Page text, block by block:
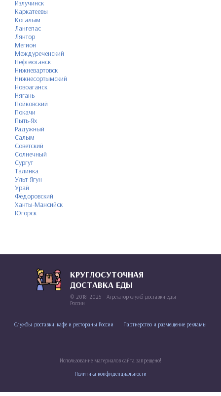
Излучинск
Каркатеевы
Когалым
Лангепас
Лянтор
Мегион
Междуреченский
Нефтеюганск
Нижневартовск
Нижнесортымский
Новоаганск
Нягань
Пойковский
Покачи
Пыть-Ях
Радужный
Салым
Советский
Солнечный
Сургут
Талинка
Ульт-Ягун
Урай
Фёдоровский
Ханты-Мансийск
Югорск
КРУГЛОСУТОЧНАЯ
ДОСТАВКА ЕДЫ
© 2018–2025 – Агрегатор служб доставки еды
России
Службы доставки, кафе и рестораны России Партнерство и размещение рекламы
Использование материалов сайта запрещено!
Политика конфиденциальности